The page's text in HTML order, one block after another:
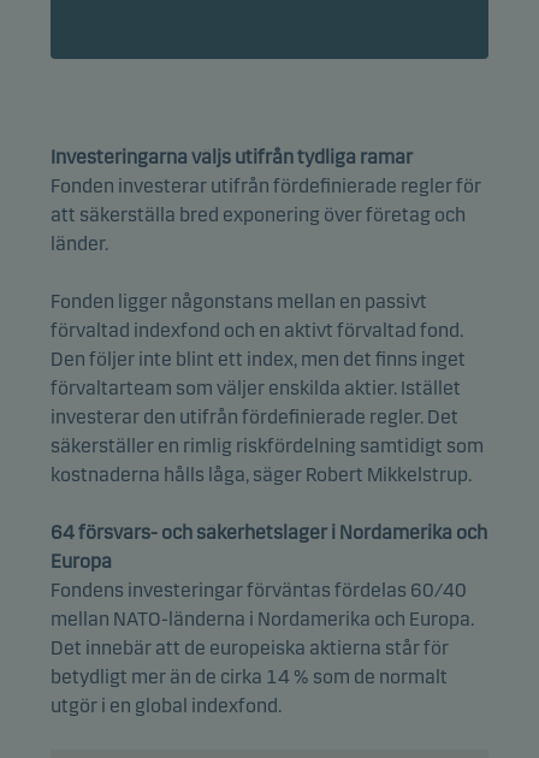
Investeringarna väljs utifrån tydliga ramar
Fonden investerar utifrån fördefinierade regler för
att säkerställa bred exponering över företag och
länder.
Fonden ligger någonstans mellan en passivt
förvaltad indexfond och en aktivt förvaltad fond.
Den följer inte blint ett index, men det finns inget
förvaltarteam som väljer enskilda aktier. Istället
investerar den utifrån fördefinierade regler. Det
säkerställer en rimlig riskfördelning samtidigt som
kostnaderna hålls låga, säger Robert Mikkelstrup.
64 försvars- och säkerhetslager i Nordamerika och
Europa
Fondens investeringar förväntas fördelas 60/40
mellan NATO-länderna i Nordamerika och Europa.
Det innebär att de europeiska aktierna står för
betydligt mer än de cirka 14 % som de normalt
utgör i en global indexfond.